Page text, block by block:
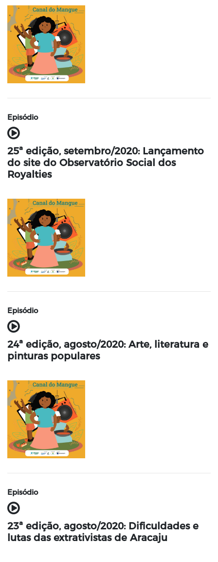
Episódio
25ª edição, setembro/2020: Lançamento
do site do Observatório Social dos
Royalties
Episódio
24ª edição, agosto/2020: Arte, literatura e
pinturas populares
Episódio
23ª edição, agosto/2020: Dificuldades e
lutas das extrativistas de Aracaju